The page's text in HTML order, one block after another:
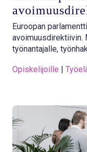
Euroopan
avoimuusdirektiivin.
työnantajalle,
Opiskelijoille |